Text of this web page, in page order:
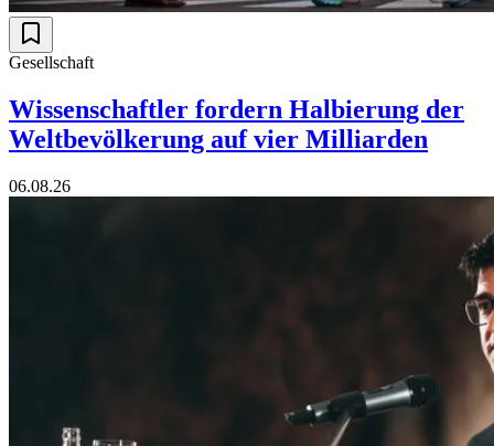
Gesellschaft
Wissenschaftler fordern Halbierung der
Weltbevölkerung auf vier Milliarden
06.08.26